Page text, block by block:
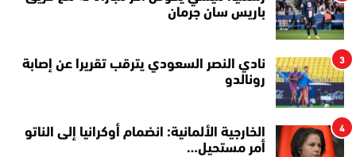
باريس سان جرمان
3
نادي النصر السعودي يترقب تقريرا عن إصابة
رونالدو
4
الخارجية الألمانية: انضمام أوكرانيا إلى الناتو
أمر مستحيل…